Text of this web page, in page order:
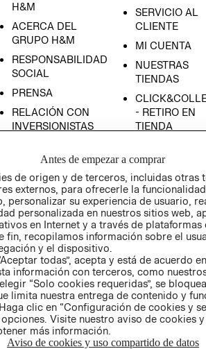
H&M
ACERCA DEL
GRUPO H&M
RESPONSABILIDAD
SOCIAL
PRENSA
RELACIÓN CON
INVERSIONISTAS
EMPRESARIAL
SERVICIO AL
CLIENTE
MI CUENTA
NUESTRAS
TIENDAS
- RETIRO EN
TIENDA
CONDICIONES
AVISO DE
PRIVACIDAD
GIFT CARD
AVISO DE
Antes de empezar a comprar
de origen y de terceros, incluidas otras
externos, para ofrecerle la
personalizar su experiencia de usuario,
personalizada en nuestros sitios web,
en Internet y a través de plataformas
fin, recopilamos información sobre el
y el dispositivo.
todas”, acepta y está de acuerdo
información con terceros, como
“Solo cookies requeridas”, se
limita nuestra entrega de contenido y
clic en “Configuración de cookies y
Visite nuestro aviso de cookies
más información.
Aviso de cookies y uso compartido de datos